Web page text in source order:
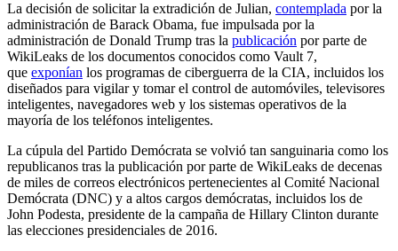
La decisión de solicitar la extradición de Julian, contemplada por la
administración de Barack Obama, fue impulsada por la
administración de Donald Trump tras la publicación por parte de
WikiLeaks de los documentos conocidos como Vault 7,
que exponían los programas de ciberguerra de la CIA, incluidos los
diseñados para vigilar y tomar el control de automóviles, televisores
inteligentes, navegadores web y los sistemas operativos de la
mayoría de los teléfonos inteligentes.
La cúpula del Partido Demócrata se volvió tan sanguinaria como los
republicanos tras la publicación por parte de WikiLeaks de decenas
de miles de correos electrónicos pertenecientes al Comité Nacional
Demócrata (DNC) y a altos cargos demócratas, incluidos los de
John Podesta, presidente de la campaña de Hillary Clinton durante
las elecciones presidenciales de 2016.